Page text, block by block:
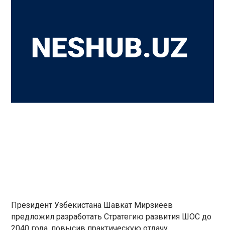
Президент Узбекистана Шавкат Мирзиёев
предложил разработать Стратегию развития ШОС до